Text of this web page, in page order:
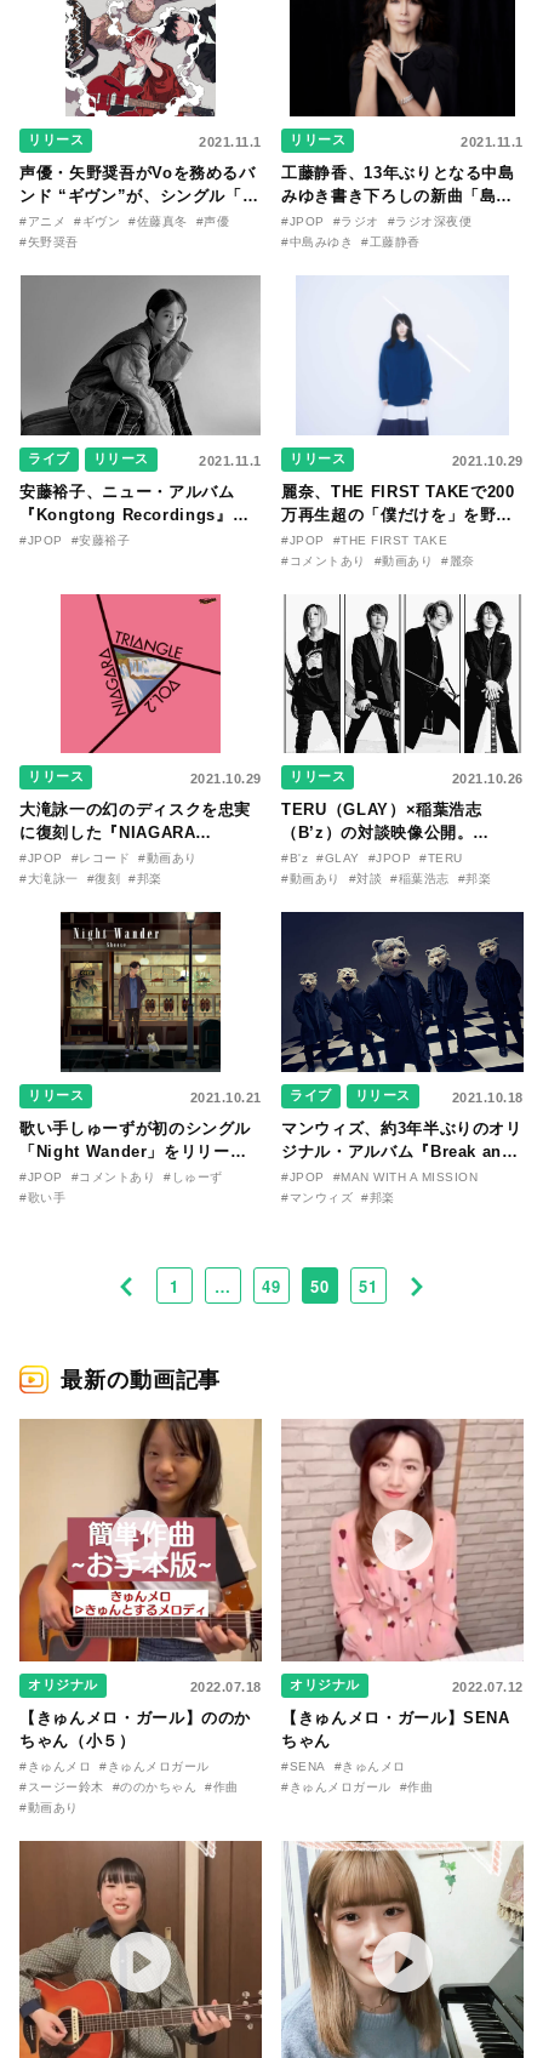
リリース 2021.11.1
声優・矢野奨吾がVoを務めるバ
ンド “ギヴン”が、シングル「う
らがわの存在」を12月１日に発
売
#アニメ #ギヴン #佐藤真冬
#声優
#矢野奨吾
リリース 2021.11.1
工藤静香、13年ぶりとなる中島
みゆき書き下ろしの新曲「島よ
り」を12月２日に配信リリー
ス！
#JPOP #ラジオ
#ラジオ深夜便
#中島みゆき
#工藤静香
ライブ リリース 2021.11.1
安藤裕子、ニュー・アルバム
『Kongtong Recordings』を
引っさげ、東阪ライブを開催！
#JPOP #安藤裕子
リリース 2021.10.29
麗奈、THE FIRST TAKEで200
万再生超の「僕だけを」を野村
陽一郎プロデュースのもと配信
#JPOP
#THE FIRST TAKE
#コメントあり
#動画あり #麗奈
リリース 2021.10.29
大滝詠一の幻のディスクを忠実
に復刻した『NIAGARA
TRIANGLE Vol.2』40周年記念
盤の収録内容公開
#JPOP #レコード
#動画あり
#大滝詠一
#復刻 #邦楽
リリース 2021.10.26
TERU（GLAY）×稲葉浩志
（B’z）の対談映像公開。
TERU「みんながルールを守る
ことがGLAYを守ってくれてい
#B'z #GLAY #JPOP
#TERU
#動画あり
#対談 #稲葉浩志 #邦楽
リリース 2021.10.21
歌い手しゅーずが初のシングル
「Night Wander」をリリー
ス。八王子Pとのタッグ曲も収
録
#JPOP #コメントあり
#しゅーず
#歌い手
ライブ リリース 2021.10.18
マンウィズ、約3年半ぶりのオリ
ジナル・アルバム『Break and
Cross the Walls I』発売！
#JPOP
#MAN WITH A MISSION
#マンウィズ
#邦楽
1 … 49 50 51
最新の動画記事
オリジナル 2022.07.18
【きゅんメロ・ガール】ののか
ちゃん（小５）
#きゅんメロ
#きゅんメロガール
#スージー鈴木
#ののかちゃん
#作曲
#動画あり
オリジナル 2022.07.12
【きゅんメロ・ガール】SENA
ちゃん
#SENA
#きゅんメロ
#きゅんメロガール
#作曲